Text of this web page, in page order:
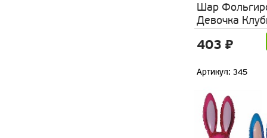
Шар
Девочка
403 ₽
Артикул: 345